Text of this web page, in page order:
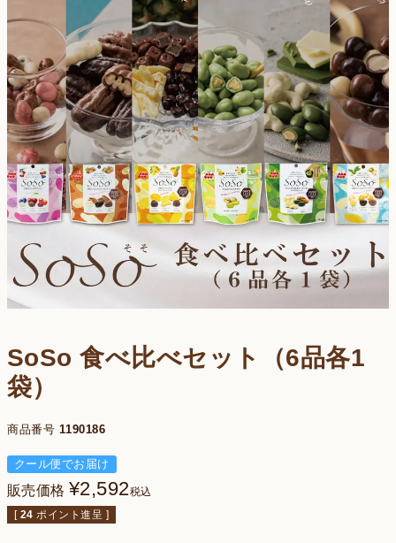
SoSo 食べ比べセット（6品各1
袋）
商品番号 1190186
クール便でお届け
販売価格 ¥2,592税込
[ 24 ポイント進呈 ]